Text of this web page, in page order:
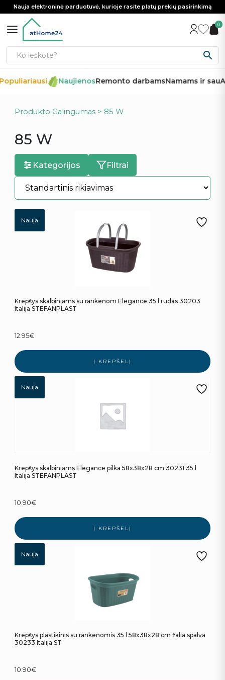
Nauja elektroninė parduotuvė, kurioje rasite platų prekių pasirinkimą
0
NaujienosRemonto darbamsNamams ir sau
Produkto Galingumas > 85 W
85 W
Kategorijos Filtrai
Nauja
Krepšys skalbiniams su rankenom Elegance 35 l rudas 30203
Italija STEFANPLAST
12.95€
Į KREPŠELĮ
Nauja
Krepšys skalbiniams Elegance pilka 58x38x28 cm 30231 35 l
Italija STEFANPLAST
10.90€
Į KREPŠELĮ
Nauja
Krepšys plastikinis su rankenomis 35 l 58x38x28 cm žalia spalva
30233 Italija ST
10.90€